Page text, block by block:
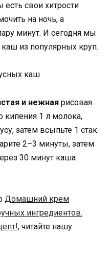
свои хитрости
на ночь, а
минут. И сегодня мы
из популярных круп.
каш
и нежная рисовая
кипения 1 л молока,
затем всыпьте 1 стак.
2–3 минуты, затем
30 минут каша
Домашний крем
ингредиентов.
, читайте нашу